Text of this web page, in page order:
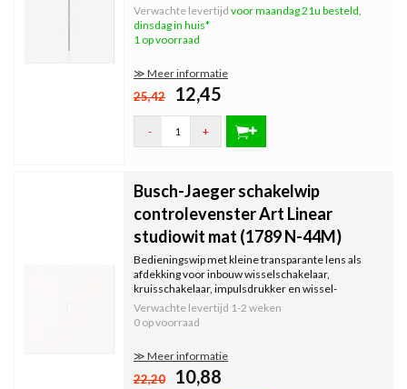
Verwachte levertijd voor maandag 21u besteld,
dinsdag in huis*
1 op voorraad
≫ Meer informatie
25,42 12,45
- +
Busch-Jaeger schakelwip
controlevenster Art Linear
studiowit mat (1789 N-44M)
Bedieningswip met kleine transparante lens als
afdekking voor inbouw wisselschakelaar,
kruisschakelaar, impulsdrukker en wissel-
controleschakelaar.
Verwachte levertijd 1-2 weken
0 op voorraad
≫ Meer informatie
22,20 10,88